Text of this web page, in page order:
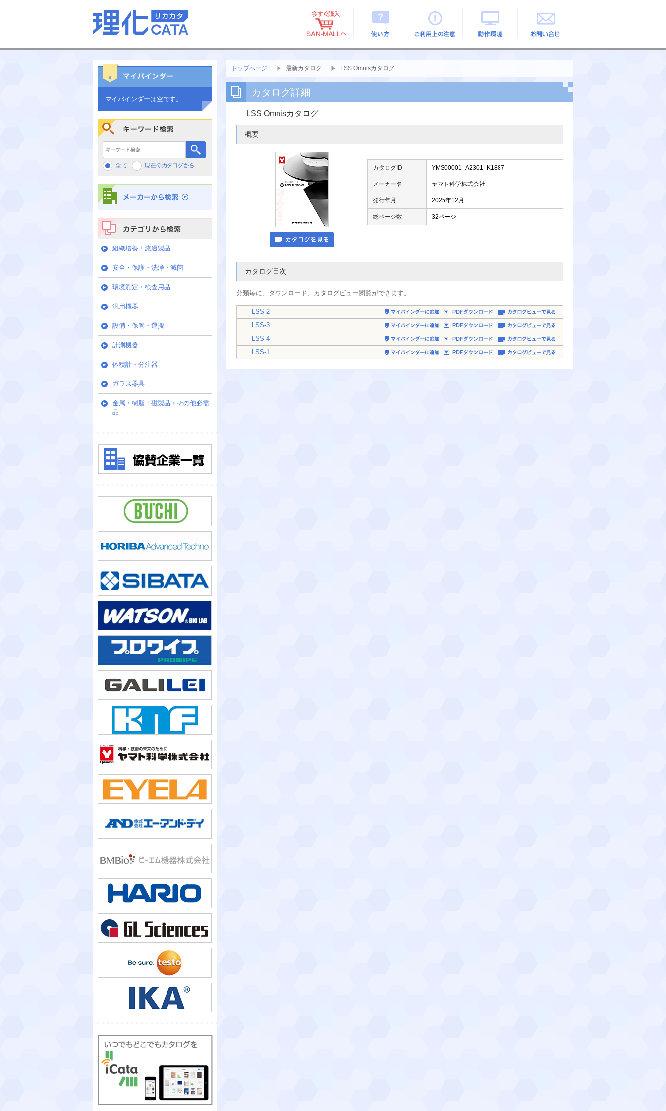
トップページ 最新カタログ LSS Omnisカタログ
カタログ詳細
LSS Omnisカタログ
概要
カタログID YMS00001_A2301_K1887
メーカー名 ヤマト科学株式会社
発行年月 2025年12月
総ページ数 32ページ
カタログ目次
分類毎に、 ダウンロード、カタログビュー閲覧ができます。
LSS-2
LSS-3
LSS-4
LSS-1
マイバインダーは空です。
キーワード検索
カテゴリから検索
組織培養・濾過製品
安全・保護・洗浄・滅菌
環境測定・検査用品
汎用機器
設備・保管・運搬
計測機器
体積計・分注器
ガラス器具
金属・樹脂・磁製品・その他必需
品